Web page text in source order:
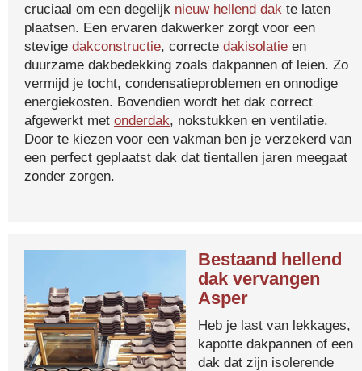
cruciaal om een degelijk nieuw hellend dak te laten
plaatsen. Een ervaren dakwerker zorgt voor een
stevige dakconstructie, correcte dakisolatie en
duurzame dakbedekking zoals dakpannen of leien. Zo
vermijd je tocht, condensatieproblemen en onnodige
energiekosten. Bovendien wordt het dak correct
afgewerkt met onderdak, nokstukken en ventilatie.
Door te kiezen voor een vakman ben je verzekerd van
een perfect geplaatst dak dat tientallen jaren meegaat
zonder zorgen.
Bestaand hellend
dak vervangen
Asper
Heb je last van lekkages,
kapotte dakpannen of een
dak dat zijn isolerende